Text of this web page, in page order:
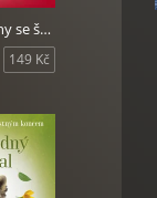
Nové příběhy se šťastným koncem - Statečný čáp
149 Kč